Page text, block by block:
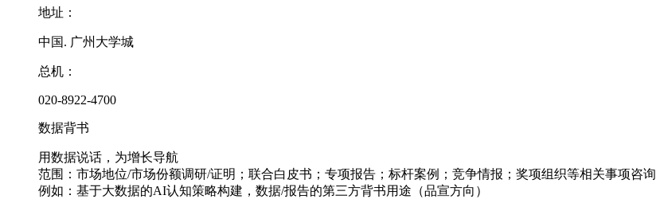
地址：
中国. 广州大学城
总机：
020-8922-4700
数据背书
用数据说话，为增长导航
范围：市场地位/市场份额调研/证明；联合白皮书；专项报告；标杆案例；竞争情报；奖项组织等相关事项咨询
例如：基于大数据的AI认知策略构建，数据/报告的第三方背书用途（品宣方向）